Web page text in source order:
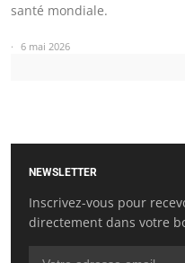
santé mondiale.
6 mai 2026
NEWSLETTER
Inscrivez-vous pour
directement dans votre